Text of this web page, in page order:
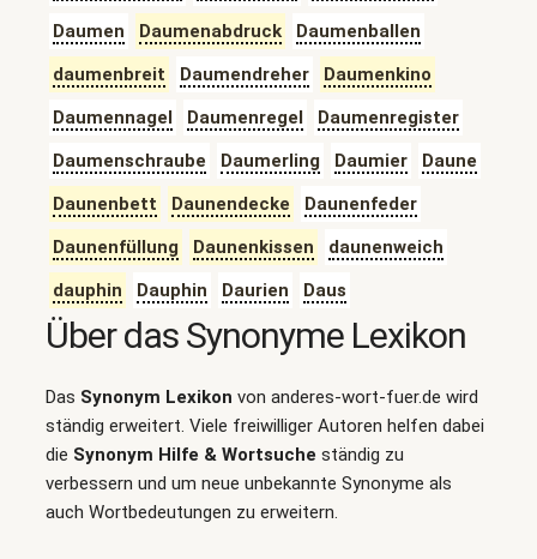
Daumen
Daumenabdruck
Daumenballen
daumenbreit
Daumendreher
Daumenkino
Daumennagel
Daumenregel
Daumenregister
Daumenschraube
Daumerling Daumier
Daune
Daunenbett
Daunendecke
Daunenfeder
Daunenfüllung
Daunenkissen
daunenweich
dauphin
Dauphin Daurien Daus
Über das Synonyme Lexikon
Das Synonym Lexikon von anderes-wort-fuer.de wird
ständig erweitert. Viele freiwilliger Autoren helfen dabei
die Synonym Hilfe & Wortsuche ständig zu
verbessern und um neue unbekannte Synonyme als
auch Wortbedeutungen zu erweitern.